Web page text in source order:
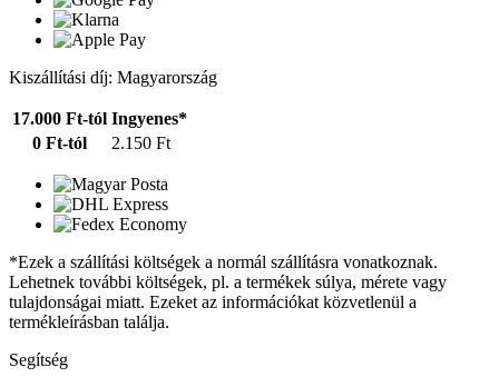
Kiszállítási díj: Magyarország
17.000 Ft-tól Ingyenes*
0 Ft-tól
2.150 Ft
*Ezek a szállítási költségek a normál szállításra vonatkoznak.
Lehetnek további költségek, pl. a termékek súlya, mérete vagy
tulajdonságai miatt. Ezeket az információkat közvetlenül a
termékleírásban találja.
Segítség